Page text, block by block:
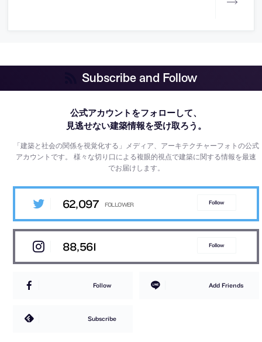
Subscribe and Follow
公式アカウントをフォローして、
見逃せない建築情報を受け取ろう。
「建築と社会の関係を視覚化する」メディア、アーキテクチャーフォトの公式
アカウントです。様々な切り口による複眼的視点で建築に関する情報を最速
でお届けします。
62,097 Follow
88,561 Follow
Follow Add Friends
Subscribe